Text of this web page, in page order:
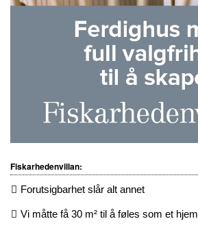
Fiskarhedenvillan:
Forutsigbarhet slår alt annet
Vi måtte få 30 m² til å føles som et hjem